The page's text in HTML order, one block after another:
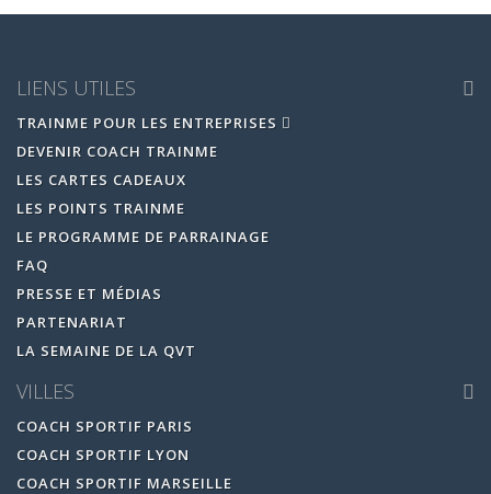
LIENS UTILES
TRAINME POUR LES ENTREPRISES
DEVENIR COACH TRAINME
LES CARTES CADEAUX
LES POINTS TRAINME
LE PROGRAMME DE PARRAINAGE
FAQ
PRESSE ET MÉDIAS
PARTENARIAT
LA SEMAINE DE LA QVT
VILLES
COACH SPORTIF PARIS
COACH SPORTIF LYON
COACH SPORTIF MARSEILLE